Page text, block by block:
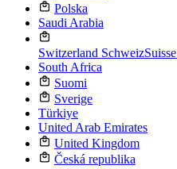
Polska
Saudi Arabia
Switzerland SchweizSuisse
South Africa
Suomi
Sverige
Türkiye
United Arab Emirates
United Kingdom
Česká republika